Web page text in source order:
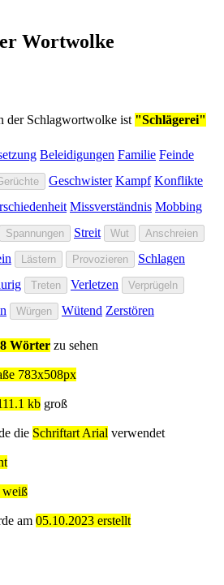
Wortwolke
der Schlagwortwolke ist "Schlägerei"
Beleidigungen Familie Feinde
Geschwister Kampf Konflikte
Missverständnis Mobbing
Spannungen Streit Wut Anschreien
Lästern Provozieren
Schlagen
Treten Verletzen Verprügeln
Würgen Wütend Zerstören
Wörter zu sehen
783x508px
kb groß
die Schriftart Arial verwendet
weiß
am 05.10.2023 erstellt